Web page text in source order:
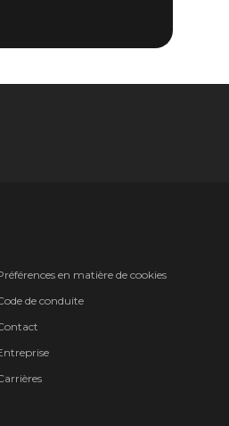
en matière de cookies
de conduite